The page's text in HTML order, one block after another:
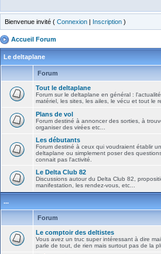
Bienvenue invité ( Connexion | Inscription )
Accueil Forum
Le deltaplane
Forum
Tout le deltaplane
Forum sur le deltaplane en général :
matériel, les sites, les ailes, le vécu et tout le
Plans de vol
Forum destiné à annoncer des sorties, à
organiser des virées etc...
Les débutants
Forum destiné à ceux qui voudraient établir
deltaplane ou simplement poser des
connait pas l'activité.
Le Delta Club 82
Discussions autour du Delta Club 82,
manifestation, les rendez-vous, etc...
...
Forum
Le comptoir des deltistes
Vous avez un truc super intéressant à dire
parle de tout, de rien mais surtout pas de la